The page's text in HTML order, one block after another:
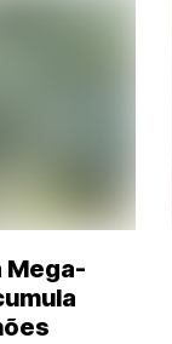
Mega-